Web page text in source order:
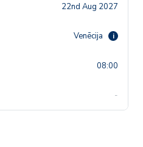
22nd Aug 2027
Venēcija i
08:00
-